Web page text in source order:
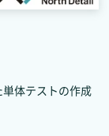
体テストの作成